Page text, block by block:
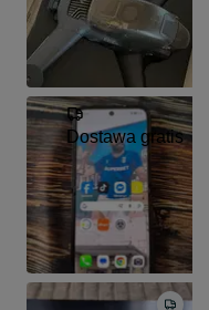
Dostawa gratis